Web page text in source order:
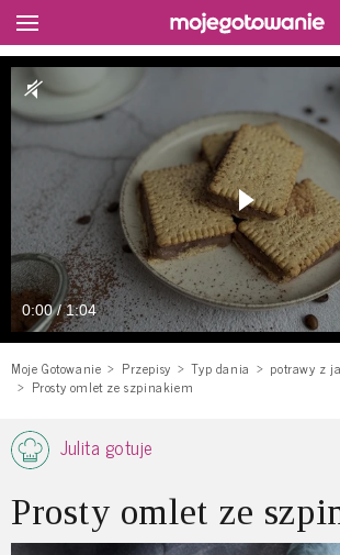
0:00 / 1:04
Moje Gotowanie Przepisy Typ dania potrawy z
Prosty omlet ze szpinakiem
Julita gotuje
Prosty omlet ze